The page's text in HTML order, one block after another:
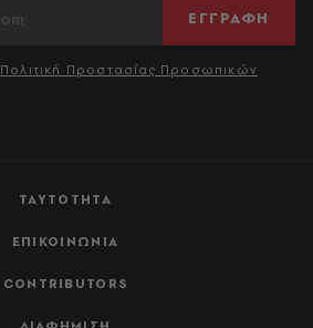
ΤΑΥΤΟΤΗΤΑ
ΕΠΙΚΟΙΝΩΝΙΑ
CONTRIBUTORS
ΕΓΓΡΑΦΗ
Πολιτική Προστασίας Προσωπικών